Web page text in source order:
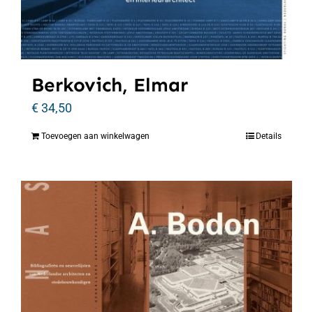
Berkovich, Elmar
€34,50
Toevoegen aan winkelwagen Details